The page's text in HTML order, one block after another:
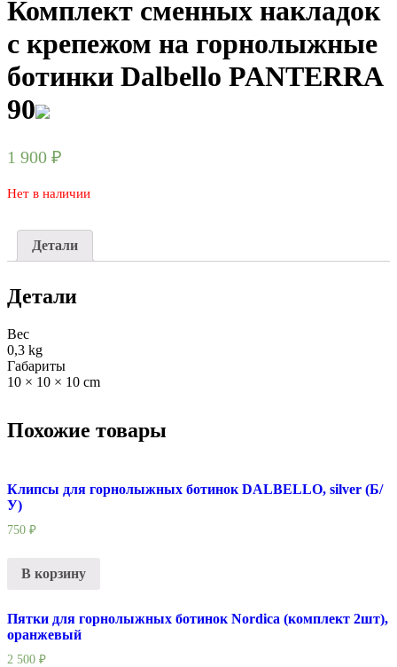
Комплект сменных накладок
с крепежом на горнолыжные
ботинки Dalbello PANTERRA
90
1 900 ₽
Нет в наличии
Детали
Детали
Вес
0,3 kg
Габариты
10 × 10 × 10 cm
Похожие товары
Клипсы для горнолыжных ботинок DALBELLO, silver (Б/
У)
750 ₽
В корзину
Пятки для горнолыжных ботинок Nordica (комплект 2шт),
оранжевый
2 500 ₽